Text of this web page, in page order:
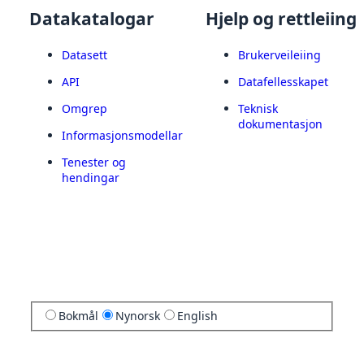
Datakatalogar
Datasett
API
Omgrep
Informasjonsmodellar
Tenester og
hendingar
Hjelp og rettleiing
Brukerveileiing
Datafellesskapet
Teknisk
dokumentasjon
Bokmål Nynorsk English